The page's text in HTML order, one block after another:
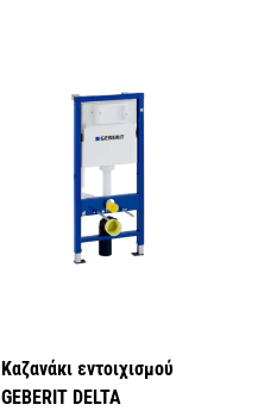
Καζανάκι εντοιχισμού
GEBERIT DELTA